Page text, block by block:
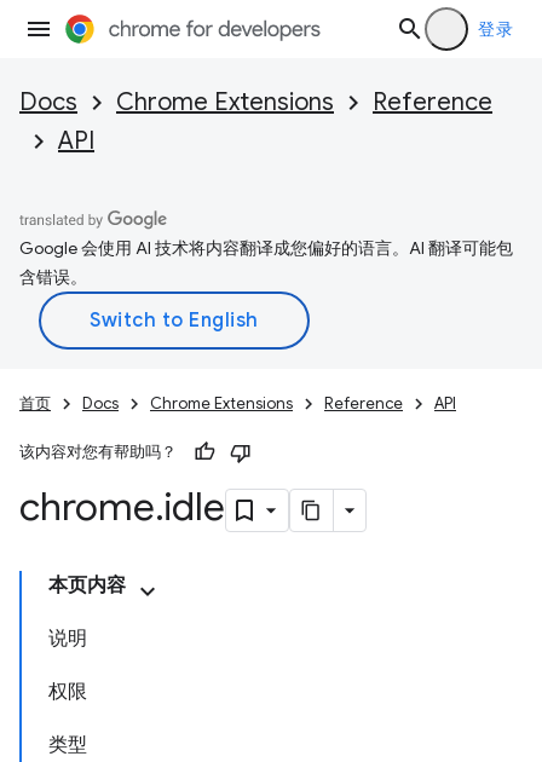
登录
Docs Chrome Extensions
Reference
API
Google 会使用 AI 技术将内容翻译成您偏好的语言。AI 翻译可能包
含错误。
首页 Docs Chrome Extensions Reference API
该内容对您有帮助吗？
chrome.idle
本页内容
说明
权限
类型